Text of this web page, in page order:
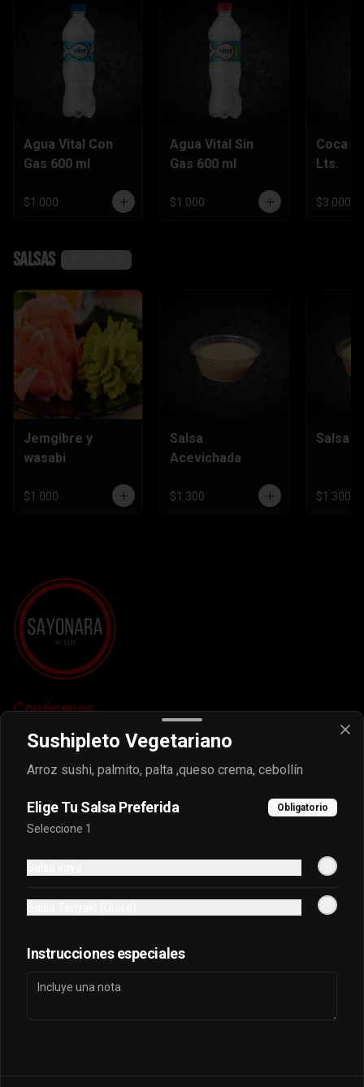
Agua Vital Con
Gas 600 ml
$1.000
Agua Vital Sin
Gas 600 ml
$1.000
Coca
Lts.
$3.000
Salsas
Jemgibre y
wasabi
$1.000
Salsa
Acevichada
$1.300
Salsa
$1.300
Conócenos
Despacho
Términos y condiciones
Redes sociales
Instagram
Mi cuenta
Sushipleto Vegetariano
Arroz sushi, palmito, palta ,queso crema, cebollín
Elige Tu Salsa Preferida Obligatorio
Seleccione 1
Instrucciones especiales